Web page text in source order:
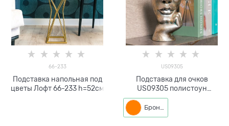
66-233
Подставка напольная под
цветы Лофт 66-233 h=52см
US09305
Подставка для очков
US09305 полистоун
цв.бронза
Бронза